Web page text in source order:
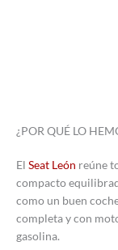
¿POR QUÉ LO
El Seat León reúne
compacto
como un buen
completa y con
gasolina.